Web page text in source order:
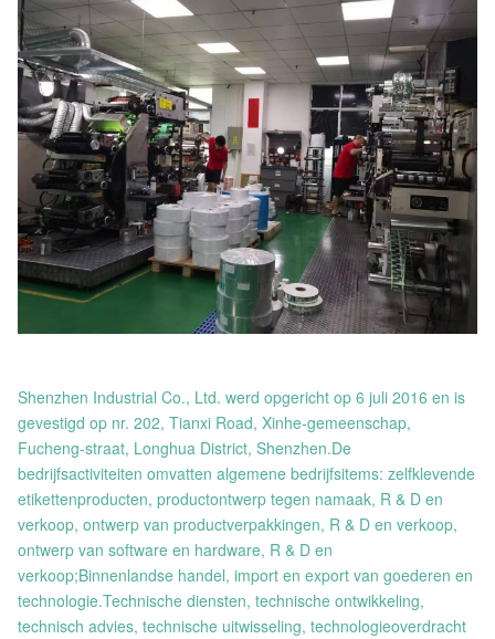
Shenzhen Industrial Co., Ltd. werd opgericht op 6 juli 2016 en is
gevestigd op nr. 202, Tianxi Road, Xinhe-gemeenschap,
Fucheng-straat, Longhua District, Shenzhen.De
bedrijfsactiviteiten omvatten algemene bedrijfsitems: zelfklevende
etikettenproducten, productontwerp tegen namaak, R & D en
verkoop, ontwerp van productverpakkingen, R & D en verkoop,
ontwerp van software en hardware, R & D en
verkoop;Binnenlandse handel, import en export van goederen en
technologie.Technische diensten, technische ontwikkeling,
technisch advies, technische uitwisseling, technologieoverdracht